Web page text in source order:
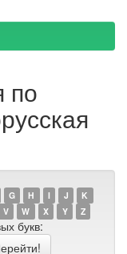
по
G H I J
K
V W X Y Z
букв: